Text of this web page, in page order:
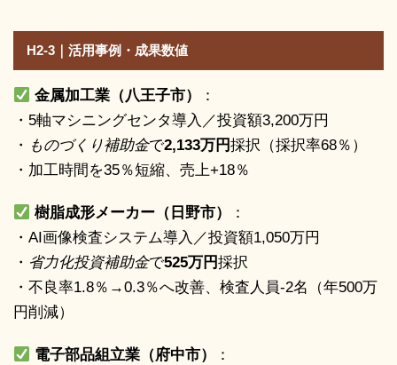
H2-3｜活用事例・成果数値
金属加工業（八王子市）
：
・5軸マシニングセンタ導入／投資額3,200万円
・ ものづくり補助金で2,133万円採択（採択率68％）
・加工時間を35％短縮、売上+18％
樹脂成形メーカー（日野市）
：
・AI画像検査システム導入／投資額1,050万円
・ 省力化投資補助金で525万円採択
・不良率1.8％→0.3％へ改善、検査人員-2名（年500万
円削減）
電子部品組立業（府中市）
：